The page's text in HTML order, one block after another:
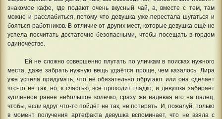
знакомое кафе, где подают очень вкусный чай, а, вместе с тем, там
можно и расслабиться, потому что девушка уже перестала шугаться и
бояться работников. В отличие от других мест, которые девушка ещё не
успела посчитать достаточно безопасными, чтобы посещать в гордом
одиночестве.
Ей не сложно совершенно плутать по уличкам в поисках нужного
места, даже забрать нужную вещь удаётся проще, чем казалось. Лира
уже успела придумать, что её обязательно обругают или она сделает
что-то не так, но, к счастью, всё проходит гладко, и девушка забирает
купленное ранее небольшое колечко, сразу же надевая его на палец,
чтобы, если вдруг что-то пойдёт не так, не потерять. И, пожалуй, только
в момент получения артефакта девушка вспоминает, что не взяла с